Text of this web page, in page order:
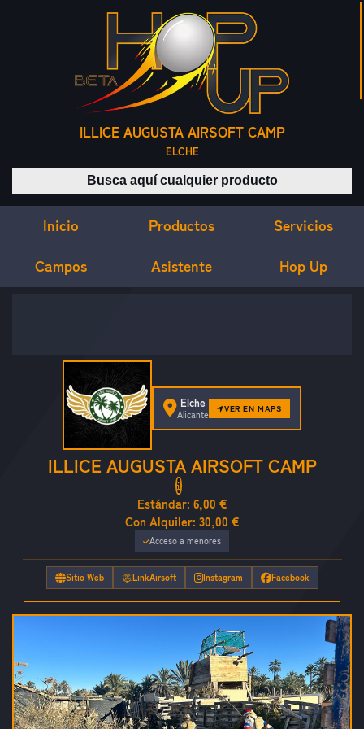
ILLICE AUGUSTA AIRSOFT CAMP
ELCHE
Buscar productos
Inicio Productos Servicios
Campos Asistente Hop Up
ILLICE AUGUSTA AIRSOFT CAMP
Estándar: 6,00 €
Con Alquiler: 30,00 €
Acceso a menores
Sitio Web LinkAirsoft Instagram Facebook
Elche
Alicante
VER EN MAPS